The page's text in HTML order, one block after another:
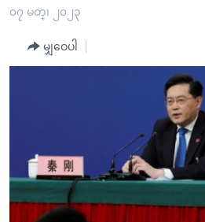
ပင်မ
ညွန်း
စာမျက်နှာ
အစ္စရေး-ပါလက်စတိုင်း
အင်္ဂလိပ်စာလေ့လာမယ်
ရုပ်ရှင်ထဲက အင်္ဂလိပ်စာ
သုတပဒေသာ အင်္ဂလိပ်စာ
ရေဒီယိုနှင့်ရုပ်သံ အချက်အလက်များ
ရေဒီယို/တီဗွီအစီအစဉ်
Learning English
၀၇ မတ္၊ ၂၀၂၃
မျှဝေပါ